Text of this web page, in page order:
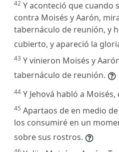
42 Y aconteció que cuando
contra Moisés y Aarón,
tabernáculo de reunión, y
cubierto, y apareció la
43 Y vinieron Moisés y
tabernáculo de reunión.
44 Y Jehová habló a
45 Apartaos de en medio
los consumiré en un
sobre sus rostros.